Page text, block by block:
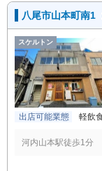
八尾市山本町南1
スケルトン
出店可能業態
軽飲
河内山本駅徒歩1分